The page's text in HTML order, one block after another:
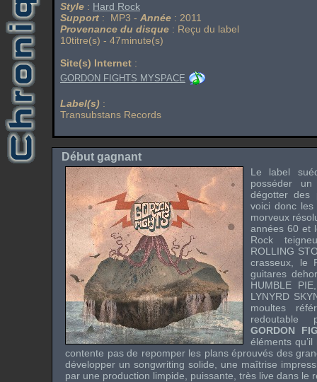
Style : Hard Rock
Support : MP3 - Année : 2011
Provenance du disque : Reçu du label
10titre(s) - 47minute(s)
Site(s) Internet :
GORDON FIGHTS MYSPACE
Label(s) :
Transubstans Records
Début gagnant
Le label
posséder
dégotter des
voici donc les
morveux
années 60 et
Rock
ROLLING
crasseux, le
guitares
HUMBLE PIE
LYNYRD
moultes
redoutable
GORDON
éléments
contente pas de repomper les plans éprouvés des
développer un songwriting solide, une maîtrise
par une production limpide, puissante, très live dans le